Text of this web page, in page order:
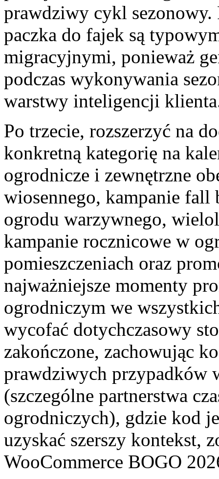
prawdziwy cykl sezonowy.
paczka do fajek są
migracyjnymi, ponieważ
podczas wykonywania
warstwy inteligencji
Po trzecie, rozszerzyć na
konkretną kategorię na
ogrodnicze i zewnętrzne
wiosennego, kampanie fall
ogrodu warzywnego,
kampanie rocznicowe w
pomieszczeniach oraz
najważniejsze momenty
ogrodniczym we
wycofać dotychczasowy
zakończone, zachowując
prawdziwych przypadków
(szczególne partnerstwa
ogrodniczych), gdzie kod
uzyskać szerszy kontekst,
WooCommerce BOGO